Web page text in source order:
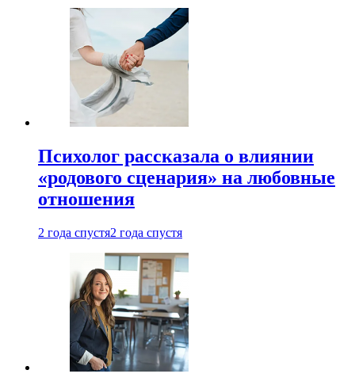
Психолог рассказала о влиянии
«родового сценария» на любовные
отношения
2 года спустя2 года спустя